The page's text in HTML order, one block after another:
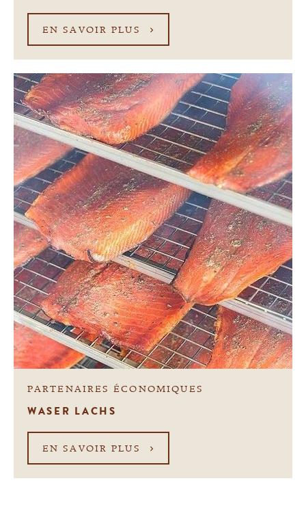
EN SAVOIR PLUS
PARTENAIRES ÉCONOMIQUES
WASER LACHS
EN SAVOIR PLUS